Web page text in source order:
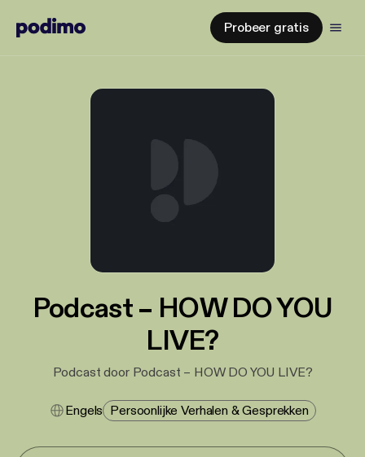
Probeer gratis
Podcast – HOW DO YOU
LIVE?
Podcast door Podcast – HOW DO YOU LIVE?
Engels Persoonlijke Verhalen & Gesprekken